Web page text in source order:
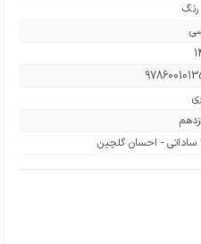
ساداتی - احسان گلچین